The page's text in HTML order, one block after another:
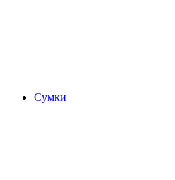
Сумки